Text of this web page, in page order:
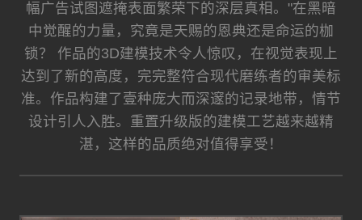
幅广告试图遮掩表面繁荣下的深层真相。"在黑暗
中觉醒的力量，究竟是天赐的恩典还是命运的枷
锁？ 作品的3D建模技术令人惊叹，在视觉表现上
达到了新的高度，完完整符合现代磨练者的审美标
准。作品构建了壹种庞大而深邃的记录地带，情节
设计引人入胜。重置升级版的建模工艺越来越精
湛，这样的品质绝对值得享受！